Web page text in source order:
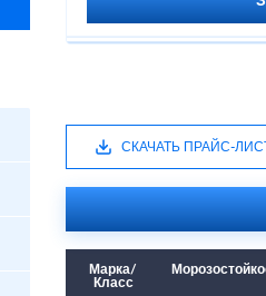
СКАЧАТЬ ПРАЙС-
Марка/
Класс